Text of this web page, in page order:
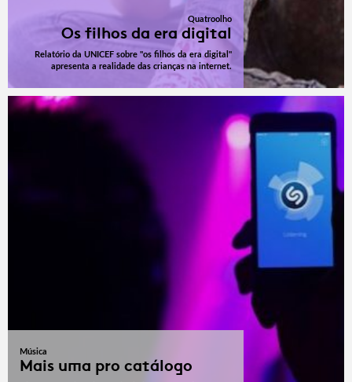
Quatroolho
Os filhos da era digital
Relatório da UNICEF sobre "os filhos da era digital"
apresenta a realidade das crianças na internet.
Música
Mais uma pro catálogo